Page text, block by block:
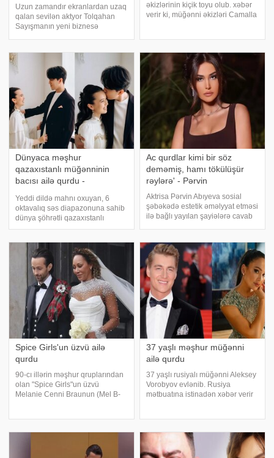
Uzun zamandır ekranlardan uzaq
qalan sevilən aktyor Tolqahan
Sayışmanın yeni biznesə
ki, o artıq özünü tikinti sektorunda
sınamaq qərarına gəlib.
Sayışman Türkiyədə
əkizlərinin kiçik toyu olub. xəbər
verir ki, müğənni əkizləri Camalla
xanəndə Zabitə Alıyeva, müğənn
Dünyaca məşhur
qazaxıstanlı müğənninin
bacısı ailə qurdu -
Yeddi dildə mahnı oxuyan, 6
oktavalıq səs diapazonuna sahib
dünya şöhrətli qazaxıstanlı
müğənni Dimaş Kudaibergenin
Kudabergenin toyu olub. Rusiya
mətbuatına istinadən xəbər verir
ki, sosial şəbəkələrd
Ac qurdlar kimi bir söz
deməmiş, hamı tökülüşür
rəylərə' - Pərvin
Aktrisa Pərvin Abıyeva sosial
şəbəkədə estetik əməlyyat etməsi
ilə bağlı yayılan şayiələrə cavab
münasibət bildirib. Aktrisa bildirib
ki, üzündə müəyyə
Spice Girls'un üzvü ailə
qurdu
90-cı illərin məşhur qruplarından
olan "Spice Girls"un üzvü
Melanie Cenni Braunun (Mel B-
uzun müddətdir eşq yaşadığ
37 yaşlı məşhur müğənni
ailə qurdu
37 yaşlı rusiyalı müğənni Aleksey
Vorobyov evlənib. Rusiya
mətbuatına istinadən xəbər verir
Safinin keçmiş sevgilisi olub.